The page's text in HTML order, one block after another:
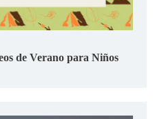
de Verano para Niños